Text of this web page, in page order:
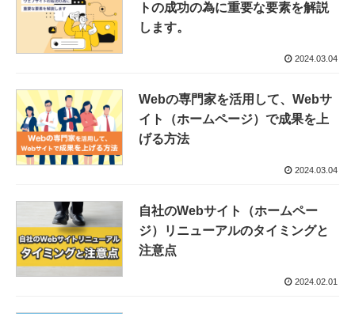
トの成功の為に重要な要素を解説
します。
2024.03.04
Webの専門家を活用して、Webサ
イト（ホームページ）で成果を上
げる方法
2024.03.04
自社のWebサイト（ホームペー
ジ）リニューアルのタイミングと
注意点
2024.02.01